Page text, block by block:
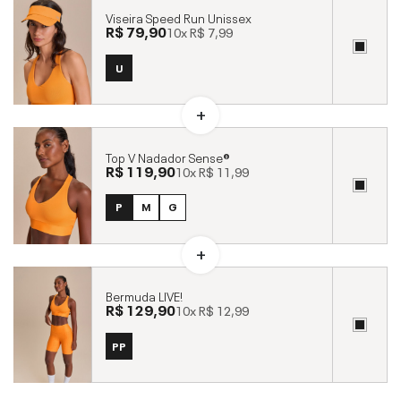
Viseira Speed Run Unissex
R$ 79,9010xR$ 7,99
U
Top V Nadador Sense®
R$ 119,9010xR$ 11,99
P M G
Bermuda LIVE!
R$ 129,9010xR$ 12,99
PP